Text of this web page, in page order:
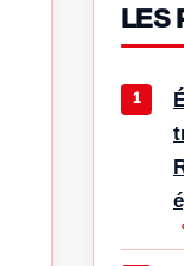
LES